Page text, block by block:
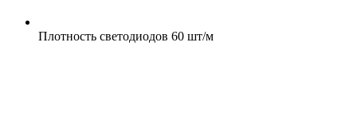
Плотность светодиодов 60 шт/м